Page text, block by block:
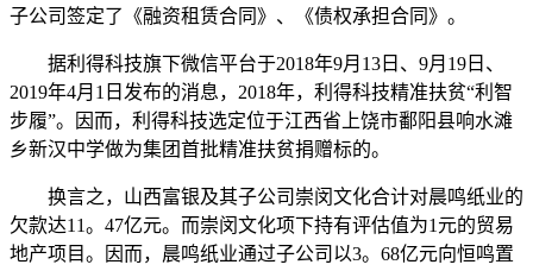
子公司签定了《融资租赁合同》、《债权承担合同》。
据利得科技旗下微信平台于2018年9月13日、9月19日、
2019年4月1日发布的消息，2018年，利得科技精准扶贫“利智
步履”。因而，利得科技选定位于江西省上饶市鄱阳县响水滩
乡新汉中学做为集团首批精准扶贫捐赠标的。
换言之，山西富银及其子公司崇闵文化合计对晨鸣纸业的
欠款达11。47亿元。而崇闵文化项下持有评估值为1元的贸易
地产项目。因而，晨鸣纸业通过子公司以3。68亿元向恒鸣置